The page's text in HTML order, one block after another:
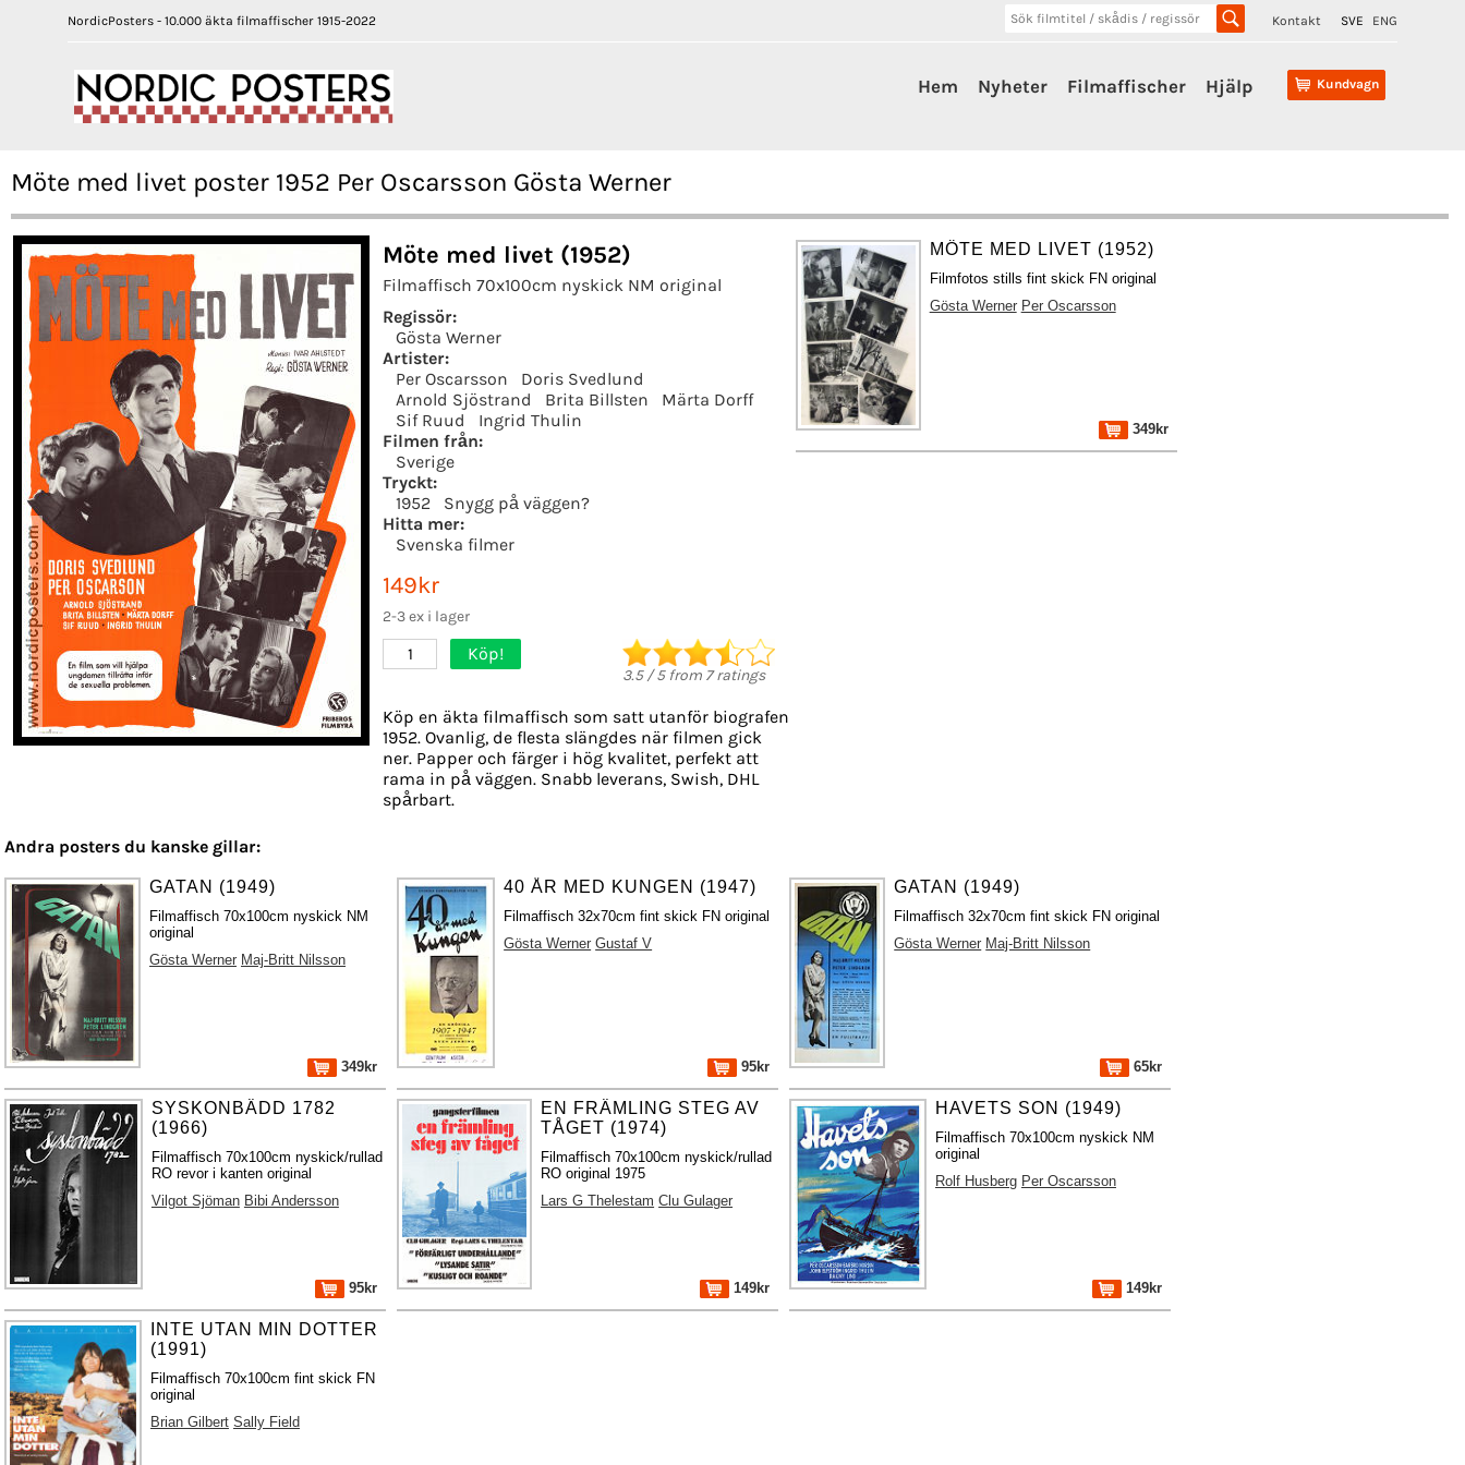
NordicPosters - 10.000 äkta filmaffischer 1915-2022 Kontakt SVE ENG
Kundvagn
Hem Nyheter Filmaffischer Hjälp
Möte med livet poster 1952 Per Oscarsson Gösta Werner
Möte med livet (1952)
Filmaffisch 70x100cm nyskick NM original
Regissör:
Gösta Werner
Artister:
Per Oscarsson
Doris Svedlund
Arnold Sjöstrand
Brita Billsten
Märta Dorff
Sif Ruud
Ingrid Thulin
Filmen från:
Sverige
Tryckt:
1952
Snygg på väggen?
Hitta mer:
Svenska filmer
149kr
2-3 ex i lager
1 Köp!
3.5/5from 7ratings
Köp en äkta filmaffisch som satt utanför biografen
1952. Ovanlig, de flesta slängdes när filmen gick
ner. Papper och färger i hög kvalitet, perfekt att
rama in på väggen. Snabb leverans, Swish, DHL
spårbart.
MÖTE MED LIVET (1952)
Filmfotos stills fint skick FN original
Gösta Werner Per Oscarsson
349kr
Andra posters du kanske gillar:
GATAN (1949)
Filmaffisch 70x100cm nyskick NM
original
Gösta Werner Maj-Britt Nilsson
349kr
40 ÅR MED KUNGEN (1947)
Filmaffisch 32x70cm fint skick FN original
Gösta Werner Gustaf V
95kr
GATAN (1949)
Filmaffisch 32x70cm fint skick FN original
Gösta Werner Maj-Britt Nilsson
65kr
SYSKONBÄDD 1782
(1966)
Filmaffisch 70x100cm nyskick/rullad
RO revor i kanten original
Vilgot Sjöman Bibi Andersson
95kr
EN FRÄMLING STEG AV
TÅGET (1974)
Filmaffisch 70x100cm nyskick/rullad
RO original 1975
Lars G Thelestam Clu Gulager
149kr
HAVETS SON (1949)
Filmaffisch 70x100cm nyskick NM
original
Rolf Husberg Per Oscarsson
149kr
INTE UTAN MIN DOTTER
(1991)
Filmaffisch 70x100cm fint skick FN
original
Brian Gilbert Sally Field